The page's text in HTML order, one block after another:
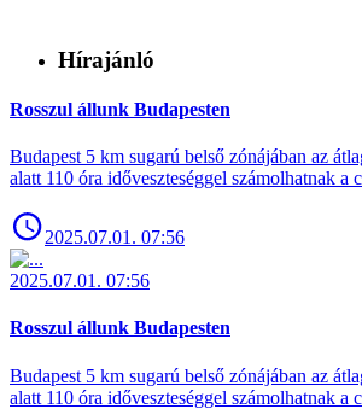
Hírajánló
Rosszul állunk Budapesten
Budapest 5 km sugarú belső zónájában az
alatt 110 óra időveszteséggel számolhatnak a
2025.07.01. 07:56
2025.07.01. 07:56
Rosszul állunk Budapesten
Budapest 5 km sugarú belső zónájában az
alatt 110 óra időveszteséggel számolhatnak a